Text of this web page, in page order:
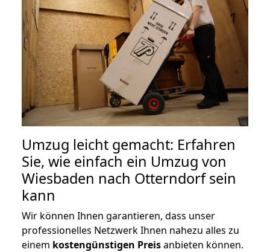
Umzug leicht gemacht: Erfahren
Sie, wie einfach ein Umzug von
Wiesbaden nach Otterndorf sein
kann
Wir können Ihnen garantieren, dass unser
professionelles Netzwerk Ihnen nahezu alles zu
einem kostengünstigen Preisanbieten können.